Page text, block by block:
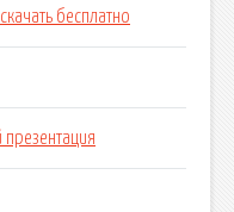
бесплатно